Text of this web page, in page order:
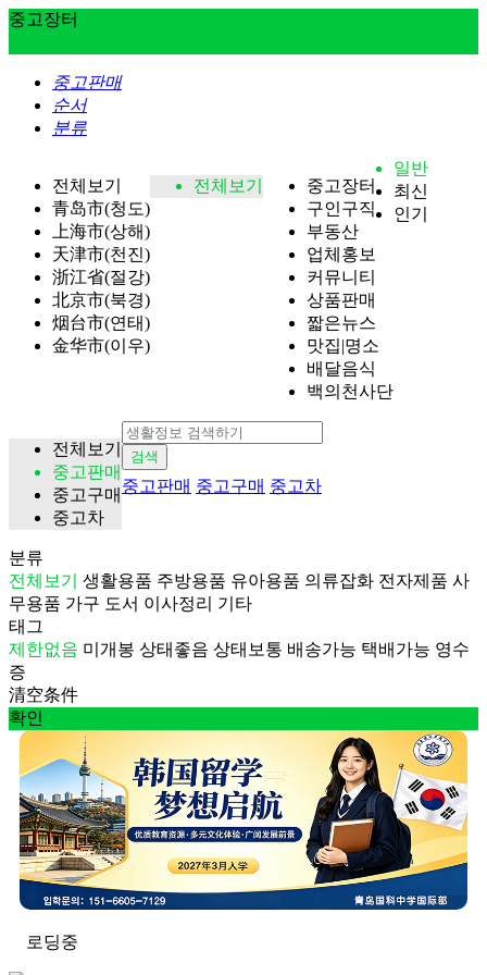
중고장터
중고판매
순서
분류
전체보기
青岛市(청도)
上海市(상해)
天津市(천진)
浙江省(절강)
北京市(북경)
烟台市(연태)
金华市(이우)
전체보기
중고장터
구인구직
부동산
업체홍보
커뮤니티
상품판매
짧은뉴스
맛집|명소
배달음식
백의천사단
전체보기
중고판매
중고구매
중고차
일반
최신
인기
분류
전체보기
생활용품 주방용품 유아용품 의류잡화 전자제품 사
무용품 가구 도서 이사정리 기타
태그
제한없음 미개봉 상태좋음 상태보통 배송가능 택배가능 영수
증
清空条件
확인
검색
중고판매 중고구매 중고차
로딩중